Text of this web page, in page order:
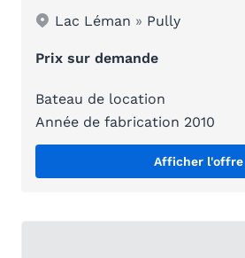
Lac Léman » Pully
Prix sur demande
Bateau de location
Année de fabrication 2010
Afficher l'offre